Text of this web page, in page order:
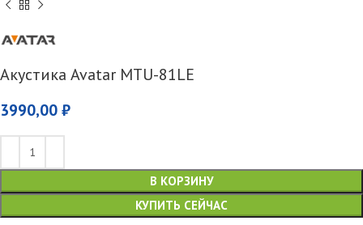
Акустика Avatar MTU-81LE
3990,00 ₽
В КОРЗИНУ
КУПИТЬ СЕЙЧАС